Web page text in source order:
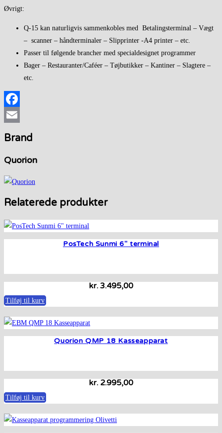
Øvrigt:
Q-15 kan naturligvis sammenkobles med Betalingsterminal – Vægt
– scanner – håndterminaler – Slipprinter -A4 printer – etc.
Passer til følgende brancher med specialdesignet programmer
Bager – Restauranter/Caféer – Tøjbutikker – Kantiner – Slagtere –
etc.
Facebook
Brand
Quorion
Relaterede produkter
PosTech Sunmi 6″ terminal
kr. 3.495,00
Tilføj til kurv
Quorion QMP 18 Kasseapparat
kr. 2.995,00
Tilføj til kurv